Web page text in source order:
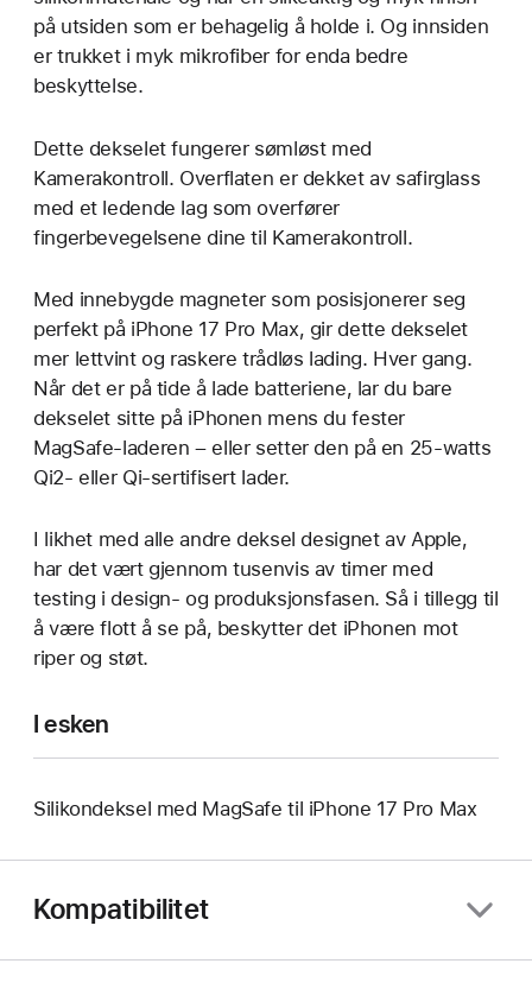
på utsiden som er behagelig å holde i. Og innsiden
er trukket i myk mikrofiber for enda bedre
beskyttelse.
Dette dekselet fungerer sømløst med
Kamerakontroll. Overflaten er dekket av safirglass
med et ledende lag som overfører
fingerbevegelsene dine til Kamerakontroll.
Med innebygde magneter som posisjonerer seg
perfekt på iPhone 17 Pro Max, gir dette dekselet
mer lettvint og raskere trådløs lading. Hver gang.
Når det er på tide å lade batteriene, lar du bare
dekselet sitte på iPhonen mens du fester
MagSafe-laderen – eller setter den på en 25-watts
Qi2- eller Qi-sertifisert lader.
I likhet med alle andre deksel designet av Apple,
har det vært gjennom tusenvis av timer med
testing i design- og produksjonsfasen. Så i tillegg til
å være flott å se på, beskytter det iPhonen mot
riper og støt.
I esken
Silikondeksel med MagSafe til iPhone 17 Pro Max
Kompatibilitet